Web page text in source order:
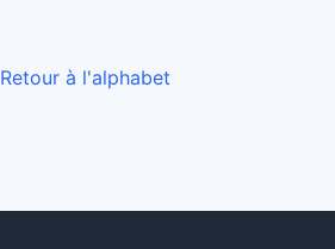
Retour à l'alphabet